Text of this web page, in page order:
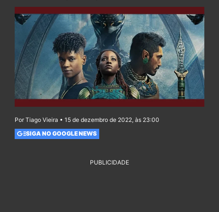
Por Tiago Vieira • 15 de dezembro de 2022, às 23:00
SIGA NO GOOGLE NEWS
PUBLICIDADE